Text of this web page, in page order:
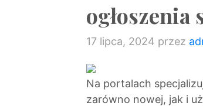
ogłoszenia
17 lipca, 2024 przez
Na portalach
zarówno nowej, jak i